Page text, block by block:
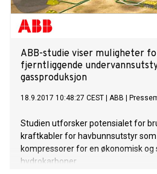
ABB-studie viser muligheter
fjerntliggende
gassproduksjon
18.9.2017 10:48:27 CEST ABB
Studien utforsker potensialet for
kraftkabler for havbunnsutstyr
kompressorer for en økonomisk og
hydrokarboner.